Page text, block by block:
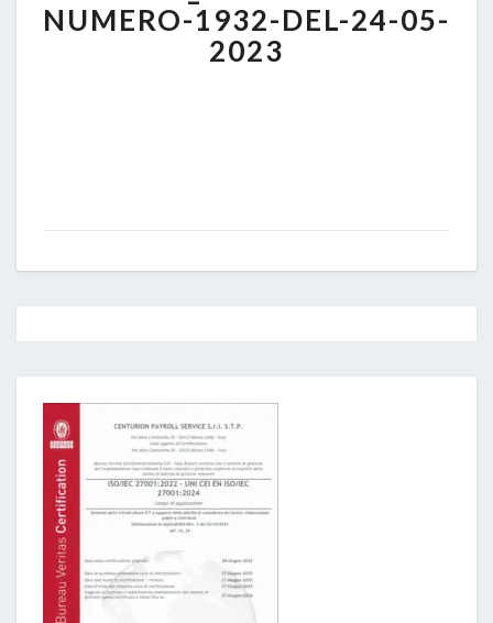
1932-
DEL-
24-
NUMERO-1932-DEL-24-05-
2023
navigation